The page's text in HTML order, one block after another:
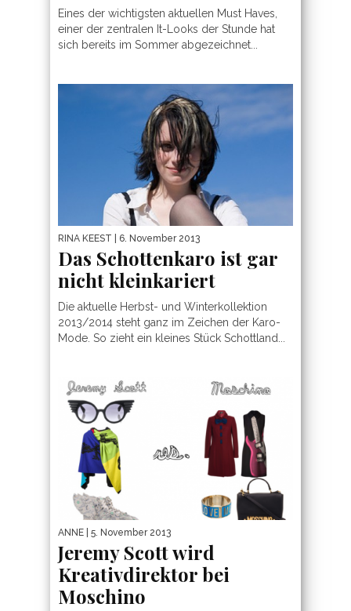
Eines der wichtigsten aktuellen Must Haves,
einer der zentralen It-Looks der Stunde hat
sich bereits im Sommer abgezeichnet...
RINA KEEST | 6. November 2013
Das Schottenkaro ist gar
nicht kleinkariert
Die aktuelle Herbst- und Winterkollektion
2013/2014 steht ganz im Zeichen der Karo-
Mode. So zieht ein kleines Stück Schottland...
ANNE | 5. November 2013
Jeremy Scott wird
Kreativdirektor bei
Moschino